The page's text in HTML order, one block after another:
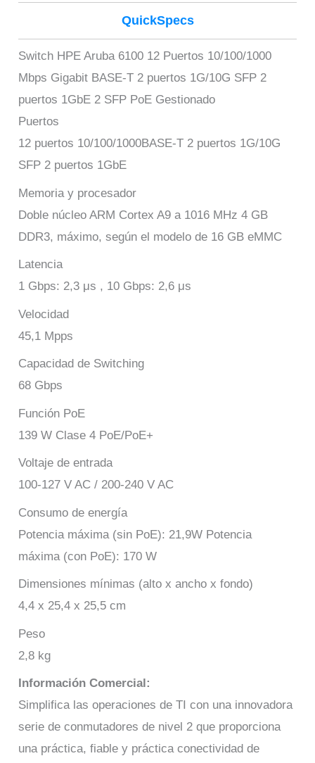
QuickSpecs
Switch HPE Aruba 6100 12 Puertos 10/100/1000
Mbps Gigabit BASE-T 2 puertos 1G/10G SFP 2
puertos 1GbE 2 SFP PoE Gestionado
Puertos
12 puertos 10/100/1000BASE-T 2 puertos 1G/10G
SFP 2 puertos 1GbE
Memoria y procesador
Doble núcleo ARM Cortex A9 a 1016 MHz 4 GB
DDR3, máximo, según el modelo de 16 GB eMMC
Latencia
1 Gbps: 2,3 μs , 10 Gbps: 2,6 μs
Velocidad
45,1 Mpps
Capacidad de Switching
68 Gbps
Función PoE
139 W Clase 4 PoE/PoE+
Voltaje de entrada
100-127 V AC / 200-240 V AC
Consumo de energía
Potencia máxima (sin PoE): 21,9W Potencia
máxima (con PoE): 170 W
Dimensiones mínimas (alto x ancho x fondo)
4,4 x 25,4 x 25,5 cm
Peso
2,8 kg
Información Comercial:
Simplifica las operaciones de TI con una innovadora
serie de conmutadores de nivel 2 que proporciona
una práctica, fiable y práctica conectividad de